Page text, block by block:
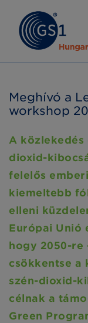
Meghívó a
workshop
A közlekedés
dioxid-
felelős
kiemeltebb
elleni
Európai Unió
hogy 2050-re
csökkentse a
szén-dioxid-
célnak a
Green